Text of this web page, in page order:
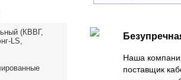
(КВВГ,
LS,
Наша
поставщик